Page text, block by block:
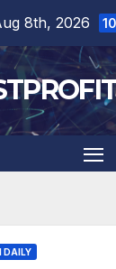
8th, 2026
DAILY